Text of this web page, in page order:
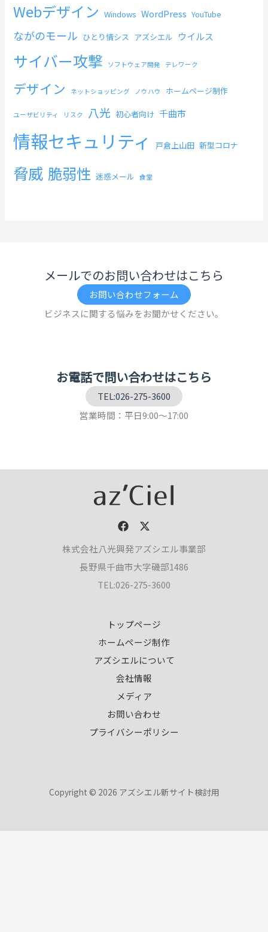
Webデザイン Windows WordPress YouTube
ながのモール ひとり情シス アズシエル ウイルス
サイバー攻撃 ソフトウェア開発 テレワーク
デザイン ネットショッピング ノウハウ ホームページ制作
ユーザビリティ リスク 八光 初心者向け 千曲市
情報セキュリティ 戸倉上山田 新型コロナ
脅威 脆弱性 迷惑メール 食堂
メールでのお問い合わせはこちら
お問い合わせフォーム
ビジネスに関する悩みをお聞かせください。
お電話で問い合わせはこちら
TEL:026-275-3600
営業時間：平日9:00～17:00
株式会社八光興発アズシエル事業部
長野県千曲市大字磯部1486
TEL:026-275-3600
トップページ
ホームページ制作
アズシエルについて
会社情報
メディア
お問い合わせ
プライバシーポリシー
Copyright © 2026 アズシエル新サイト検討用